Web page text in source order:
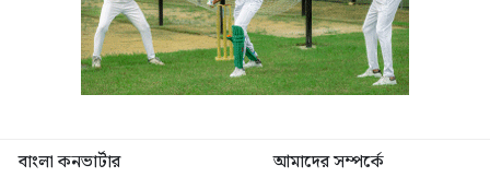
বাংলা কনভার্টার
আমাদের সম্পর্কে